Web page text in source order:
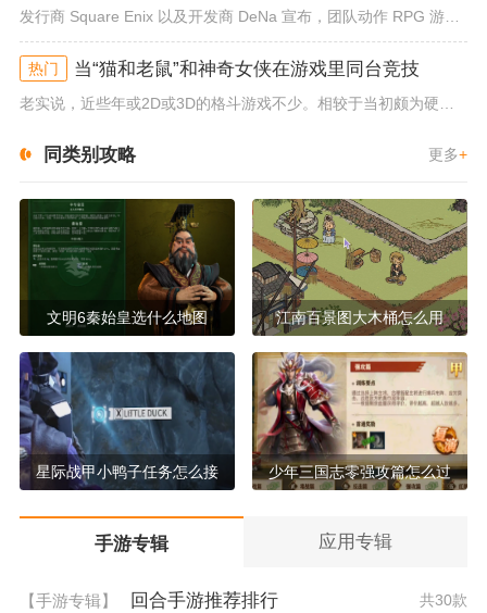
发行商 Square Enix 以及开发商 DeNa 宣布，团队动作 RPG 游戏《勇者斗恶龙：达尔的大冒险 魂之绊》将...
热门 当“猫和老鼠”和神奇女侠在游戏里同台竞技
同类别攻略 更多+
文明6秦始皇选什么地图 江南百景图大木桶怎么用
星际战甲小鸭子任务怎么接 少年三国志零强攻篇怎么过
手游专辑 应用专辑
【手游专辑】 回合手游推荐排行 共30款